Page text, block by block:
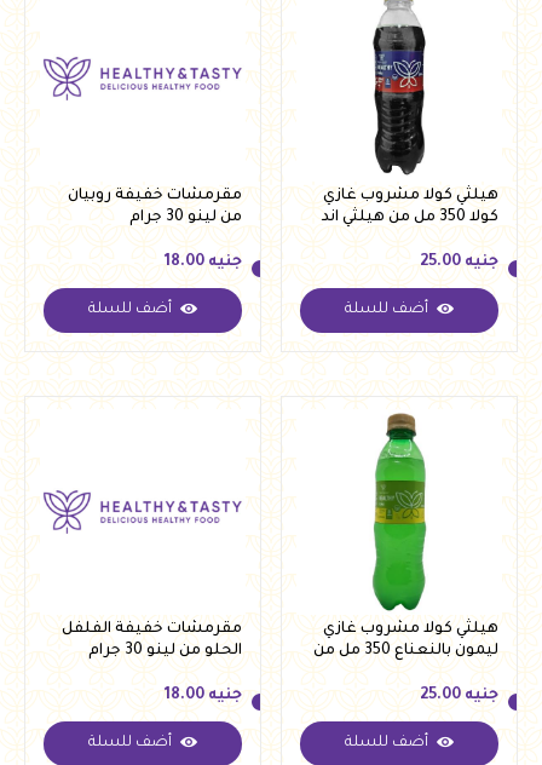
هيلثي كولا مشروب غازي
كولا 350 مل من هيلثي اند
تيستي
جنيه
جنيه 25.00
أضف للسلة
مقرمشات خفيفة روبيان
من لينو 30 جرام
جنيه
جنيه 18.00
أضف للسلة
هيلثي كولا مشروب غازي
ليمون بالنعناع 350 مل من
هيلثي اند تيستي
جنيه
جنيه 25.00
أضف للسلة
مقرمشات خفيفة الفلفل
الحلو من لينو 30 جرام
جنيه
جنيه 18.00
أضف للسلة